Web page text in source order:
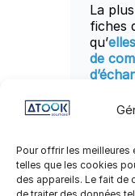
Pour offrir les
telles que les cookies
des appareils. Le fait de
La
fiches
qu’
de